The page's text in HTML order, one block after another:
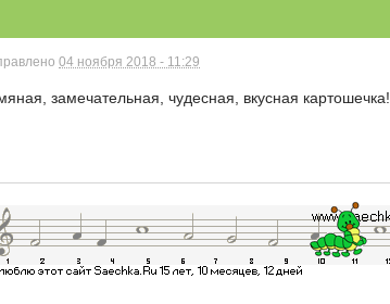
04 ноября 2018 - 11:29
замечательная, чудесная, вкусная картошечка!